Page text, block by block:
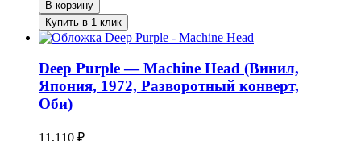
В корзину
Купить в 1 клик
Deep Purple — Machine Head (Винил,
Япония, 1972, Разворотный конверт,
Оби)
11,110 ₽